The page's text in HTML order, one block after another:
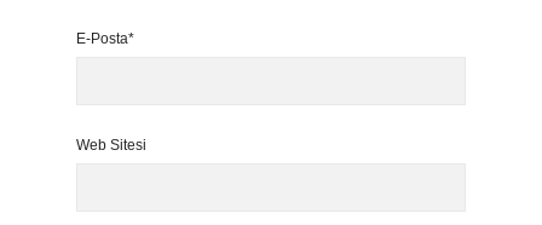
E-Posta*
Web Sitesi